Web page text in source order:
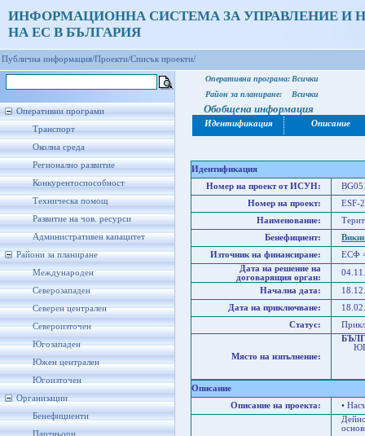
ИНФОРМАЦИОННА СИСТЕМА ЗА УПРАВЛЕНИЕ И
НА ЕС В БЪЛГАРИЯ
Публична информация/Проекти/Списък проекти/
Оперативни програми
Транспорт
Околна среда
Регионално развитие
Конкурентоспособност
Техническа помощ
Развитие на чов. ресурси
Административен капацитет
Райони за планиране
Международен
Северозападен
Северен централен
Североизточен
Югозападен
Южен централен
Югоизточен
Организации
Бенефициенти
Партньори
Оперативна програма: Всички
Район за планиране:
Всички
Обобщена информация
Идентификация Описание
Идентификация
Номер на проект от ИСУН:
Номер на проект:
ESF-
Наименование:
Бенефициент:
Източник на финансиране:
ЕСФ
Дата на решение на
договарящия орган:
Начална дата:
Дата на приключване:
Статус:
Място на изпълнение:
Описание
Описание на проекта:
•